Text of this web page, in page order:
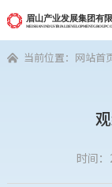
 当前位置： 网站首
时间